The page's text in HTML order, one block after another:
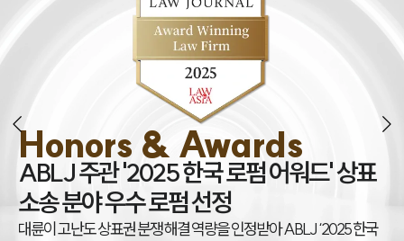
Honors & Awards
ABLJ 주관 '2025 한국 로펌 어워드' 상표
소송 분야 우수 로펌 선정
대륜이 고난도 상표권 분쟁 해결 역량을 인정받아 ABLJ ‘2025 한국